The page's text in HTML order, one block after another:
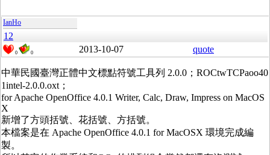
IanHo
12
0 0 2013-10-07 quote
中華民國臺灣正體中文標點符號工具列 2.0.0；ROCtwTCPaoo40
1intel-2.0.0.oxt；
for Apache OpenOffice 4.0.1 Writer, Calc, Draw, Impress on MacOS
X
新增了方頭括號、花括號、方括號。
本檔案是在 Apache OpenOffice 4.0.1 for MacOSX 環境完成編
製。